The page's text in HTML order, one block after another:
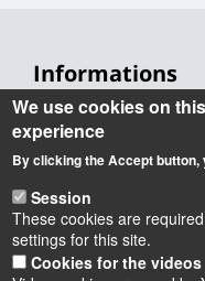
Informations
Université d'Orléans
Faculté Droit, Économie,
Rue de Blois BP 26739
Accueil : 02 38 41 70 31
Courriel :
We use cookies on
experience
By clicking the Accept button,
Session
These cookies are
settings for this site.
Cookies for the videos